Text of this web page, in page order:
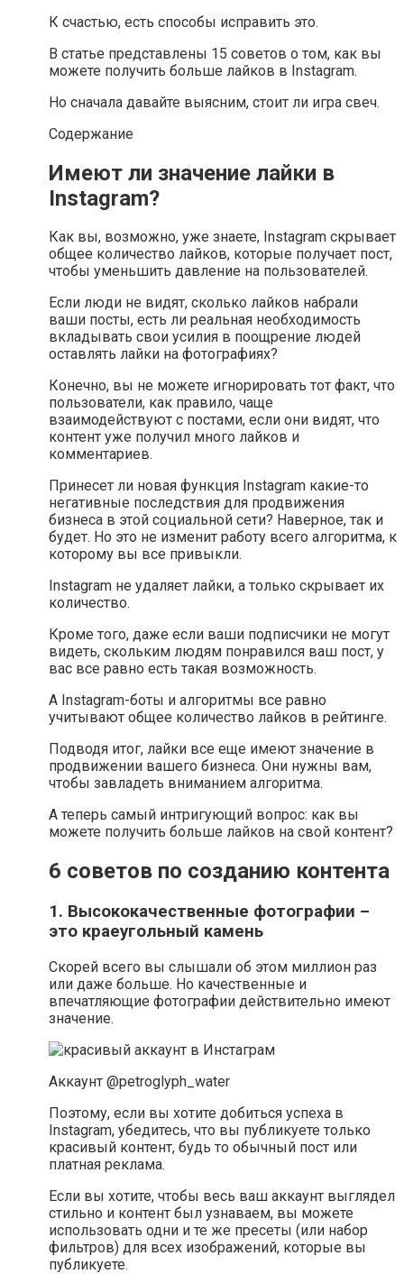
К счастью, есть способы исправить это.
В статье представлены 15 советов о том, как вы
можете получить больше лайков в Instagram.
Но сначала давайте выясним, стоит ли игра свеч.
Содержание
Имеют ли значение лайки в
Instagram?
Как вы, возможно, уже знаете, Instagram скрывает
общее количество лайков, которые получает пост,
чтобы уменьшить давление на пользователей.
Если люди не видят, сколько лайков набрали
ваши посты, есть ли реальная необходимость
вкладывать свои усилия в поощрение людей
оставлять лайки на фотографиях?
Конечно, вы не можете игнорировать тот факт, что
пользователи, как правило, чаще
взаимодействуют с постами, если они видят, что
контент уже получил много лайков и
комментариев.
Принесет ли новая функция Instagram какие-то
негативные последствия для продвижения
бизнеса в этой социальной сети? Наверное, так и
будет. Но это не изменит работу всего алгоритма, к
которому вы все привыкли.
Instagram не удаляет лайки, а только скрывает их
количество.
Кроме того, даже если ваши подписчики не могут
видеть, скольким людям понравился ваш пост, у
вас все равно есть такая возможность.
А Instagram-боты и алгоритмы все равно
учитывают общее количество лайков в рейтинге.
Подводя итог, лайки все еще имеют значение в
продвижении вашего бизнеса. Они нужны вам,
чтобы завладеть вниманием алгоритма.
А теперь самый интригующий вопрос: как вы
можете получить больше лайков на свой контент?
6 советов по созданию контента
1. Высококачественные фотографии –
это краеугольный камень
Скорей всего вы слышали об этом миллион раз
или даже больше. Но качественные и
впечатляющие фотографии действительно имеют
значение.
Аккаунт @petroglyph_water
Поэтому, если вы хотите добиться успеха в
Instagram, убедитесь, что вы публикуете только
красивый контент, будь то обычный пост или
платная реклама.
Если вы хотите, чтобы весь ваш аккаунт выглядел
стильно и контент был узнаваем, вы можете
использовать одни и те же пресеты (или набор
фильтров) для всех изображений, которые вы
публикуете.